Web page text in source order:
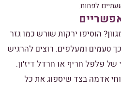
לפחות.
הוסיפו ירקות שורש כמו גזר
טעמים ומעלפים. רוצים להרגיש
פלפל חריף או חרדל דיז'ון.
אדמה בצד שיספוג את כל